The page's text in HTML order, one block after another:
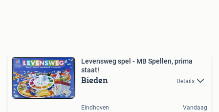
Levensweg spel - MB Spellen, prima
staat!
Bieden Details
Eindhoven Vandaag